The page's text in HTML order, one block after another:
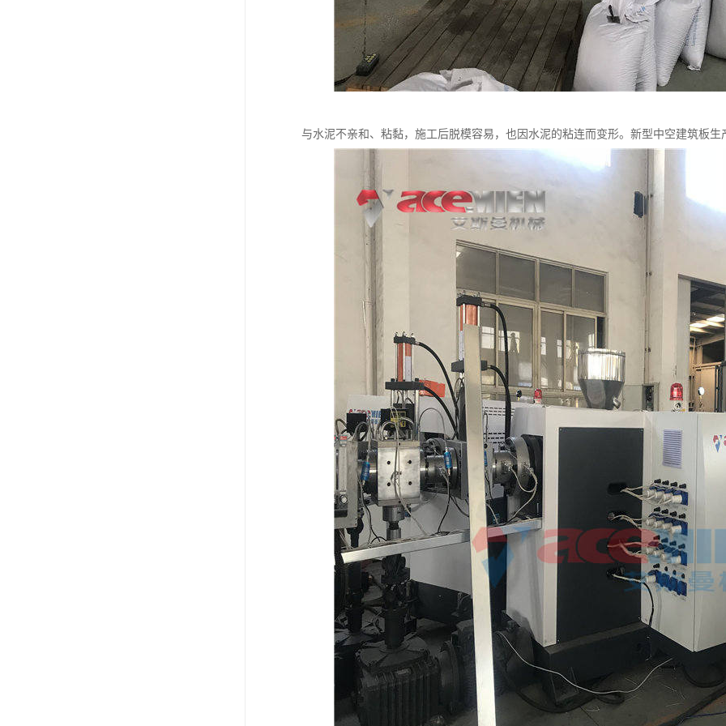
与水泥不亲和、粘黏，施工后脱模容易，也因水泥的粘连而变形。新型中空建筑板生